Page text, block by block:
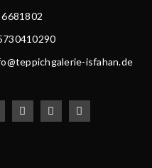
6681802
isfahan.de